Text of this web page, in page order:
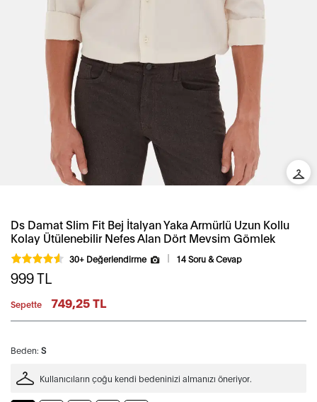
Ds Damat Slim Fit Bej İtalyan Yaka Armürlü Uzun Kollu
Kolay Ütülenebilir Nefes Alan Dört Mevsim Gömlek
30+ Değerlendirme 14 Soru & Cevap
999TL
Sepette 749,25 TL
Beden: S
Kullanıcıların çoğu kendi bedeninizi almanızı öneriyor.